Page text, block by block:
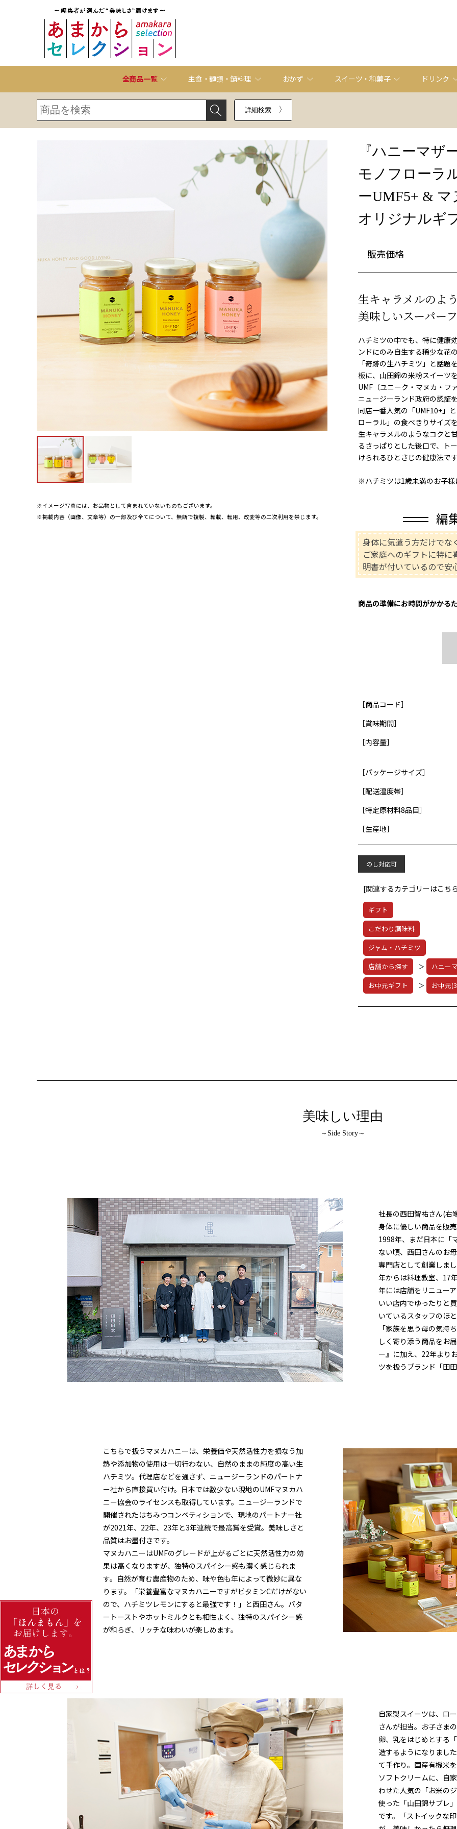
全商品一覧 主食・麺類・鍋料理 おかず スイーツ・和菓子 ドリンク
詳細検索
※イメージ写真には、お品物として含まれていないものもございます。
※掲載内容（画像、文章等）の一部及び全てについて、無断で複製、転載、転用、改変等の二次利用を禁じます。
『ハニーマザ
モノフローラ
ーUMF5+ & マ
オリジナルギ
販売価格
生キャラメルのよ
美味しいスーパー
ハチミツの中でも、特に健康
ンドにのみ自生する稀少な花
「奇跡の生ハチミツ」と話
板に、山田錦の米粉スイーツ
UMF（ユニーク・マヌカ・フ
ニュージーランド政府の認証
同店一番人気の「UMF10+」
ローラル」の食べきりサイズ
生キャラメルのようなコクと
るさっぱりとした後口で、ト
けられるひとさじの健康法です
※ハチミツは1歳未満のお子様
編
身体に気遣う方だけでな
ご家庭へのギフトに特
明書が付いているので安
商品の準備にお時間がかかる
［商品コード］
［賞味期間］
［内容量］
［パッケージサイズ］
［配送温度帯］
［特定原材料8品目］
［生産地］
のし対応可
[関連するカテゴリーはこち
ギフト
こだわり調味料
ジャム・ハチミツ
店舗から探す
＞
ハニー
お中元ギフト
＞ お中元
美味しい理由
～Side Story～
社長の西田智祐さん(右
身体に優しい商品を販
1998年、まだ日本に「
ない頃、西田さんのお
専門店として創業しま
年からは料理教室、17
年には店舗をリニュー
いい店内でゆったりと
いているスタッフのほ
「家族を思う母の気持
しく寄り添う商品をお
ー』に加え、22年より
ツを扱うブランド「田
こちらで扱うマヌカハニーは、栄養価や天然活性力を損なう加
熱や添加物の使用は一切行わない、自然のままの純度の高い生
ハチミツ。代理店などを通さず、ニュージーランドのパートナ
ー社から直接買い付け。日本では数少ない現地のUMFマヌカハ
ニー協会のライセンスも取得しています。ニュージーランドで
開催されたはちみつコンペティションで、現地のパートナー社
が2021年、22年、23年と3年連続で最高賞を受賞。美味しさと
品質はお墨付きです。
マヌカハニーはUMFのグレードが上がるごとに天然活性力の効
果は高くなりますが、独特のスパイシー感も濃く感じられま
す。自然が育む農産物のため、味や色も年によって微妙に異な
ります。「栄養豊富なマヌカハニーですがビタミンCだけがない
ので、ハチミツレモンにすると最強です！」と西田さん。バタ
ートーストやホットミルクとも相性よく、独特のスパイシー感
が和らぎ、リッチな味わいが楽しめます。
自家製スイーツは、ロ
さんが担当。お子さま
卵、乳をはじめとする
造するようになりまし
て手作り。国産有機米
ソフトクリームに、自
わせた人気の「お米の
使った「山田錦サブレ
です。「ストイックな